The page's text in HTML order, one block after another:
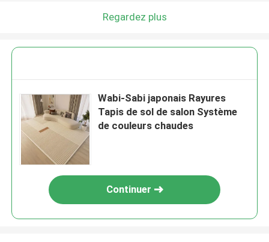
Regardez plus
Wabi-Sabi japonais Rayures
Tapis de sol de salon Système
de couleurs chaudes
Continuer